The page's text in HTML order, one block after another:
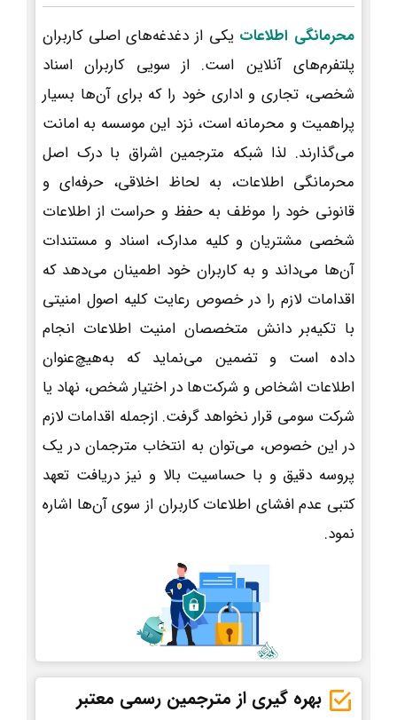
محرمانگی اطلاعات یکی از دغدغه‌های اصلی کاربران
پلتفرم‌های آنلاین است. از سویی کاربران اسناد
شخصی، تجاری و اداری خود را که برای آن‌ها بسیار
پراهمیت و محرمانه است، نزد این موسسه به امانت
می‌گذارند. لذا شبکه مترجمین اشراق با درک اصل
محرمانگی اطلاعات، به لحاظ اخلاقی، حرفه‌ای و
قانونی خود را موظف به حفظ و حراست از اطلاعات
شخصی مشتریان و کلیه مدارک، اسناد و مستندات
آن‌ها می‌داند و به کاربران خود اطمینان می‌دهد که
اقدامات لازم را در خصوص رعایت کلیه اصول امنیتی
با تکیه‌بر دانش متخصصان امنیت اطلاعات انجام
داده است و تضمین می‌نماید که به‌هیچ‌عنوان
اطلاعات اشخاص و شرکت‌ها در اختیار شخص، نهاد یا
شرکت سومی قرار نخواهد گرفت. ازجمله اقدامات لازم
در این خصوص، می‌توان به انتخاب مترجمان در یک
پروسه دقیق و با حساسیت بالا و نیز دریافت تعهد
کتبی عدم افشای اطلاعات کاربران از سوی آن‌ها اشاره
نمود.
بهره گیری از مترجمین رسمی معتبر